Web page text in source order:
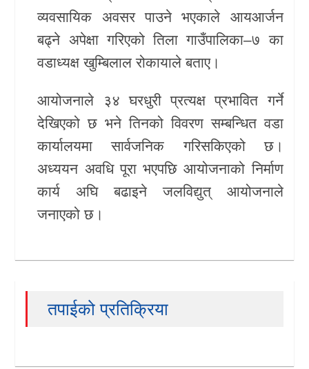
व्यवसायिक अवसर पाउने भएकाले आयआर्जन
बढ्ने अपेक्षा गरिएको तिला गाउँपालिका–७ का
वडाध्यक्ष खुम्बिलाल रोकायाले बताए।
आयोजनाले ३४ घरधुरी प्रत्यक्ष प्रभावित गर्ने
देखिएको छ भने तिनको विवरण सम्बन्धित वडा
कार्यालयमा सार्वजनिक गरिसकिएको छ।
अध्ययन अवधि पूरा भएपछि आयोजनाको निर्माण
कार्य अघि बढाइने जलविद्युत् आयोजनाले
जनाएको छ।
तपाईको प्रतिक्रिया